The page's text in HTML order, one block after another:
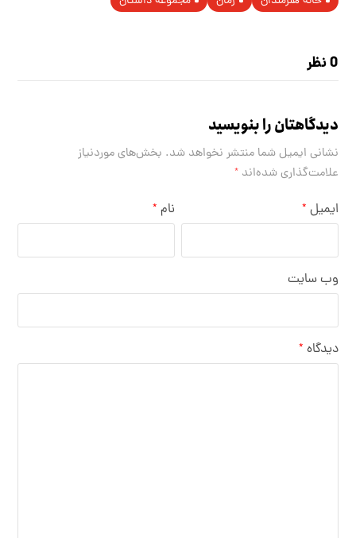
0 نظر
دیدگاهتان را بنویسید
نشانی ایمیل شما منتشر نخواهد شد. بخش‌های موردنیاز
علامت‌گذاری شده‌اند*
نام * ایمیل *
وب‌ سایت
دیدگاه *